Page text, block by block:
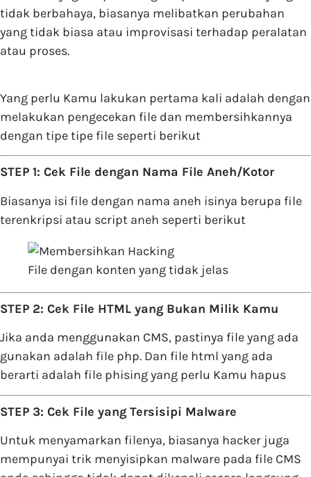
tidak berbahaya, biasanya melibatkan perubahan
yang tidak biasa atau improvisasi terhadap peralatan
atau proses.
Yang perlu Kamu lakukan pertama kali adalah dengan
melakukan pengecekan file dan membersihkannya
dengan tipe tipe file seperti berikut
STEP 1: Cek File dengan Nama File Aneh/Kotor
Biasanya isi file dengan nama aneh isinya berupa file
terenkripsi atau script aneh seperti berikut
File dengan konten yang tidak jelas
STEP 2: Cek File HTML yang Bukan Milik Kamu
Jika anda menggunakan CMS, pastinya file yang ada
gunakan adalah file php. Dan file html yang ada
berarti adalah file phising yang perlu Kamu hapus
STEP 3: Cek File yang Tersisipi Malware
Untuk menyamarkan filenya, biasanya hacker juga
mempunyai trik menyisipkan malware pada file CMS